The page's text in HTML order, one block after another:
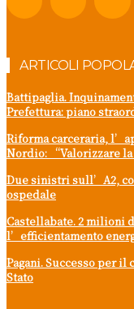
ARTICOLI
Battipaglia.
Prefettura: piano
Riforma carceraria,
Nordio: “Valorizzare
Due sinistri sull’A2,
ospedale
Castellabate. 2 milioni
l’efficientamento
Pagani. Successo per
Stato